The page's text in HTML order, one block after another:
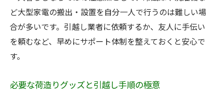
ど大型家電の搬出・設置を自分一人で行うのは難しい場
合が多いです。引越し業者に依頼するか、友人に手伝い
を頼むなど、早めにサポート体制を整えておくと安心で
す。
必要な荷造りグッズと引越し手順の極意